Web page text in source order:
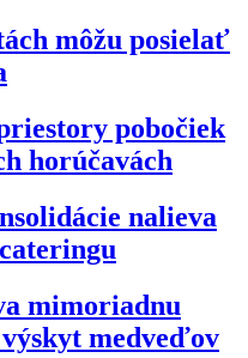
môžu posielať
pobočiek
horúčavách
nalieva
mimoriadnu
medveďov